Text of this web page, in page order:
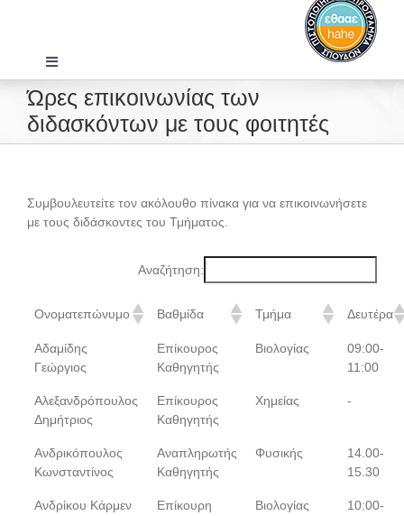
Toggle
Navigation
Αρχική
Μουσεία
Μεταπτυχιακές Σπουδές
Προσωπικό
Ανακοινώσεις
Ώρες επικοινωνίας των
διδασκόντων με τους φοιτητές
Συμβουλευτείτε τον ακόλουθο πίνακα για να επικοινωνήσετε
με τους διδάσκοντες του Τμήματος.
Αναζήτηση:
Ονοματεπώνυμο Βαθμίδα Τμήμα Δευτέρα
Αδαμίδης
Γεώργιος
Επίκουρος
Καθηγητής
Βιολογίας
09:00-
11:00
Αλεξανδρόπουλος
Δημήτριος
Επίκουρος
Καθηγητής
Χημείας -
Ανδρικόπουλος
Κωνσταντίνος
Αναπληρωτής
Καθηγητής
Φυσικής
14.00-
15.30
Ανδρίκου Κάρμεν
Επίκουρη
Βιολογίας
10:00-